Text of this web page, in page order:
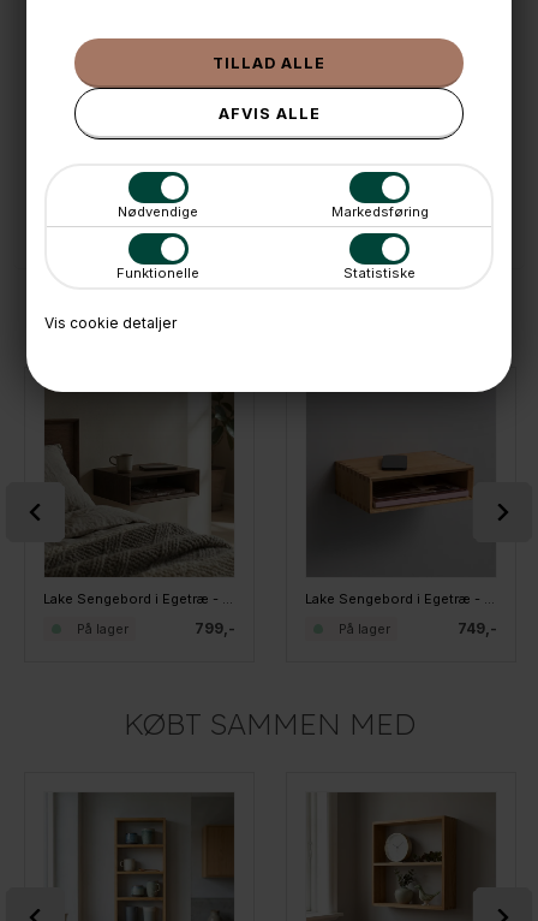
Nødvendige Markedsføring
Funktionelle Statistiske
Vis cookie detaljer
🌟 4,9 med over 1200 anmeldelser ★★★★★
📦 Fragtfri v. køb over 999,- ellers fra 49,- med GLS
💳 Betal med
📱 Kundeservice 50446800 (9-12)
Kundeservicemail@boxdelux.dk (24/7)
ANDRE IDÉER
Lake Sengebord i Egetræ - Feel, Mocha
799,-
På lager
Lake Sengebord i Egetræ - Feel
749,-
På lager
KØBT SAMMEN MED